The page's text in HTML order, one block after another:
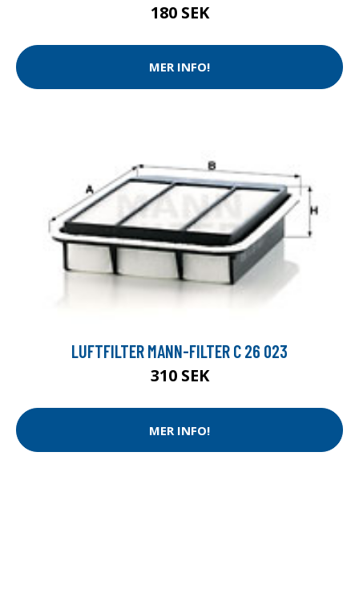
180 SEK
MER INFO!
LUFTFILTER MANN-FILTER C 26 023
310 SEK
MER INFO!